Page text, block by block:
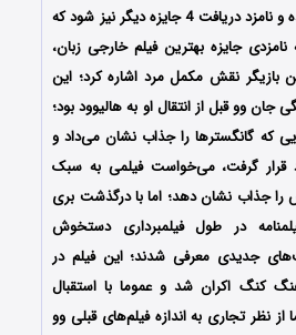
بهترین طراحی صحنه شده و نامزد دریافت 4 جایزه دیگر نیز شود که
جایزه بهترین فیلم خارجی زبان،
بازیگر نقش مکمل مرد اشاره کرد؛ این
وو قبل از انتقال او به هالیوود بود؛
که گانگسترها را جذاب نشان می‌داد و
قرار گرفت، می‌خواست فیلمی به سبک
جذاب نشان دهد؛ اما با درگذشت بری
در طول فیلمبرداری دستخوش
جدیدی معرفی شدند؛ این فیلم در
در هنگ کنگ اکران شد و عموما با استقبال
از نظر تجاری به اندازه فیلم‌های قبلی وو